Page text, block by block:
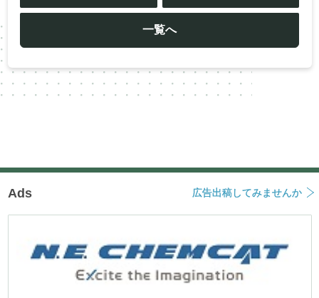
ビ
ー
シ
ョ
一覧へ
Ads 広告出稿してみませんか